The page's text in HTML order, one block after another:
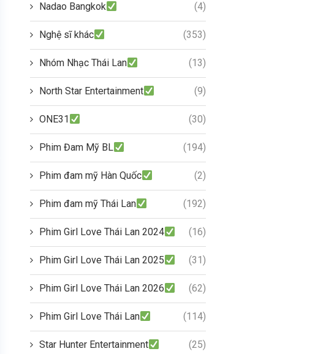
Nadao Bangkok (4)
Nghệ sĩ khác (353)
Nhóm Nhạc Thái Lan (13)
North Star Entertainment (9)
ONE31 (30)
Phim Đam Mỹ BL (194)
Phim đam mỹ Hàn Quốc (2)
Phim đam mỹ Thái Lan (192)
Phim Girl Love Thái Lan 2024 (16)
Phim Girl Love Thái Lan 2025 (31)
Phim Girl Love Thái Lan 2026 (62)
Phim Girl Love Thái Lan (114)
Star Hunter Entertainment (25)